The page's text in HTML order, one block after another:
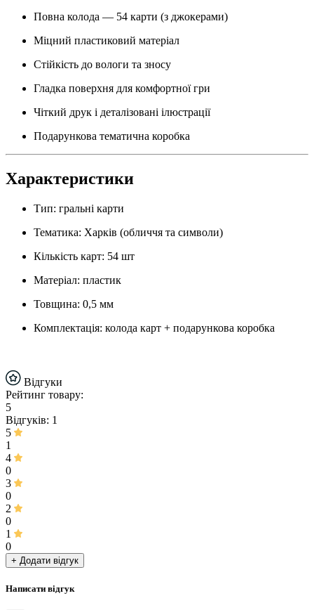
Повна колода — 54 карти (з джокерами)
Міцний пластиковий матеріал
Стійкість до вологи та зносу
Гладка поверхня для комфортної гри
Чіткий друк і деталізовані ілюстрації
Подарункова тематична коробка
Характеристики
Тип: гральні карти
Тематика: Харків (обличчя та символи)
Кількість карт: 54 шт
Матеріал: пластик
Товщина: 0,5 мм
Комплектація: колода карт + подарункова коробка
Відгуки
Рейтинг товару:
5
Відгуків: 1
5
1
4
0
3
0
2
0
1
0
+ Додати відгук
Написати відгук